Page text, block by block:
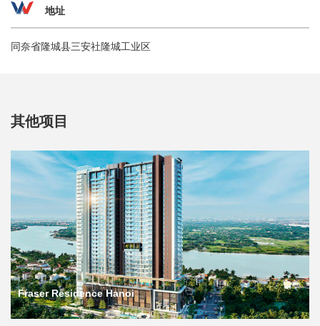
地址
同奈省隆城县三安社隆城工业区
其他项目
Fraser Residence Hanoi